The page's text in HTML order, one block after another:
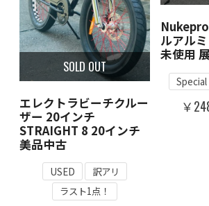
SOLD OUT
エレクトラビーチクルー
ザー 20インチ
STRAIGHT 8 20インチ
美品中古
USED
訳アリ
ラスト1点！
ルアル
未使用
Special
￥